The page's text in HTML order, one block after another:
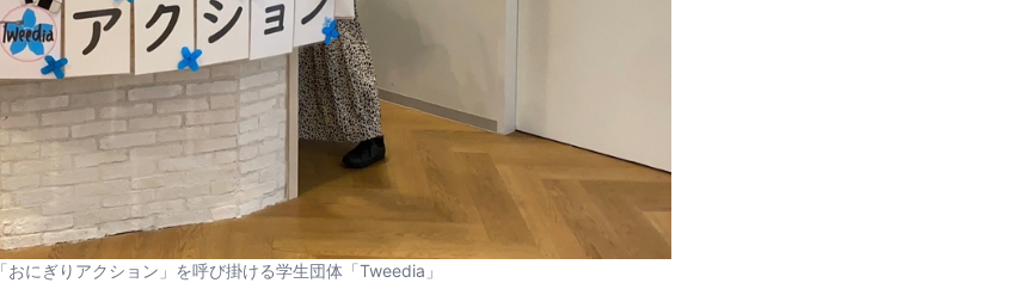
「おにぎりアクション」を呼び掛ける学生団体「Tweedia」